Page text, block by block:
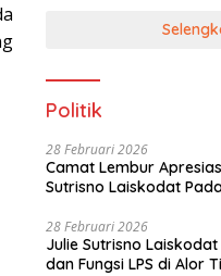
Politik
28 Februari 2026
Camat Lembur
28 Februari 2026
Julie Sutrisno
dan Fungsi LPS di Alor